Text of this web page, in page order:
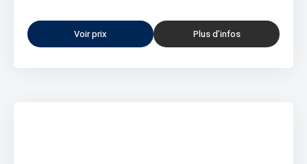
Voir prix Plus d’infos